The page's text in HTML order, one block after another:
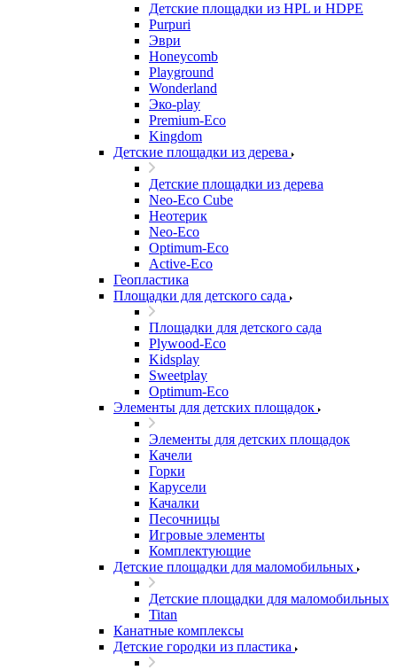
Детские площадки из HPL и HDPE
Purpuri
Эври
Honeycomb
Playground
Wonderland
Эко-play
Premium-Eco
Kingdom
Детские площадки из дерева
Детские площадки из дерева
Neo-Eco Cube
Неотерик
Neo-Eco
Оptimum-Еco
Active-Eco
Геопластика
Площадки для детского сада
Площадки для детского сада
Plywood-Eco
Kidsplay
Sweetplay
Оptimum-Еco
Элементы для детских площадок
Элементы для детских площадок
Качели
Горки
Карусели
Качалки
Песочницы
Игровые элементы
Комплектующие
Детские площадки для маломобильных
Детские площадки для маломобильных
Titan
Канатные комплексы
Детские городки из пластика